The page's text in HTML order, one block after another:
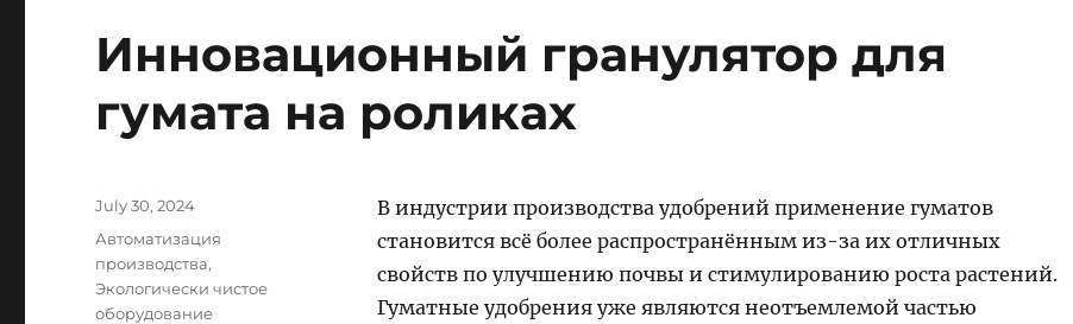
Инновационный гранулятор для
гумата на роликах
В индустрии производства удобрений применение гуматов
становится всё более распространённым из-за их отличных
свойств по улучшению почвы и стимулированию роста растений.
Гуматные удобрения уже являются неотъемлемой частью
Posted
July 30, 2024
Categories
Автоматизация
производства,
Экологически чистое
оборудование